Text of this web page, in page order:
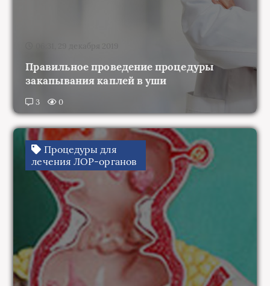
Правильное проведение процедуры
закапывания каплей в уши
3 0
Процедуры для
лечения ЛОР-органов